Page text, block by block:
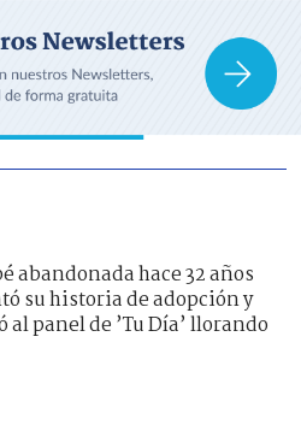
abandonada hace 32 años
su historia de adopción y
al panel de ’Tu Día’ llorando